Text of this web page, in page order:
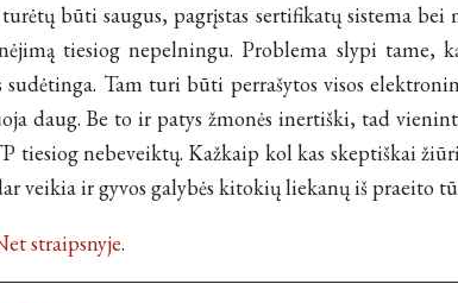
būti saugus, pagrįstas sertifikatų sistema
tiesiog nepelningu. Problema slypi tame,
Tam turi būti perrašytos visos
daug. Be to ir patys žmonės inertiški, tad
tiesiog nebeveiktų. Kažkaip kol kas skeptiškai
veikia ir gyvos galybės kitokių liekanų iš praeito
straipsnyje.